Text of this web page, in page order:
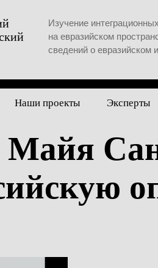
Изучение
на евразийском
сведений о евразийском
Наши проекты Эксперты
Майя